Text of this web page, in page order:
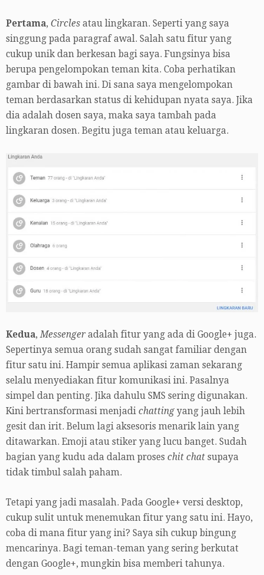
Pertama, Circles atau lingkaran. Seperti yang saya
singgung pada paragraf awal. Salah satu fitur yang
cukup unik dan berkesan bagi saya. Fungsinya bisa
berupa pengelompokan teman kita. Coba perhatikan
gambar di bawah ini. Di sana saya mengelompokan
teman berdasarkan status di kehidupan nyata saya. Jika
dia adalah dosen saya, maka saya tambah pada
lingkaran dosen. Begitu juga teman atau keluarga.
Kedua,Messengeradalah fitur yang ada di Google+ juga.
Sepertinya semua orang sudah sangat familiar dengan
fitur satu ini. Hampir semua aplikasi zaman sekarang
selalu menyediakan fitur komunikasi ini. Pasalnya
simpel dan penting. Jika dahulu SMS sering digunakan.
Kini bertransformasi menjadi chatting yang jauh lebih
gesit dan irit. Belum lagi aksesoris menarik lain yang
ditawarkan. Emoji atau stiker yang lucu banget. Sudah
bagian yang kudu ada dalam proses chit chat supaya
tidak timbul salah paham.
Tetapi yang jadi masalah. Pada Google+ versi desktop,
cukup sulit untuk menemukan fitur yang satu ini. Hayo,
coba di mana fitur yang ini? Saya sih cukup bingung
mencarinya. Bagi teman-teman yang sering berkutat
dengan Google+, mungkin bisa memberi tahunya.